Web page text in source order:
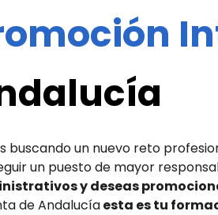
buscando un nuevo reto
un puesto de mayor
y deseas
de Andalucíaesta es tu